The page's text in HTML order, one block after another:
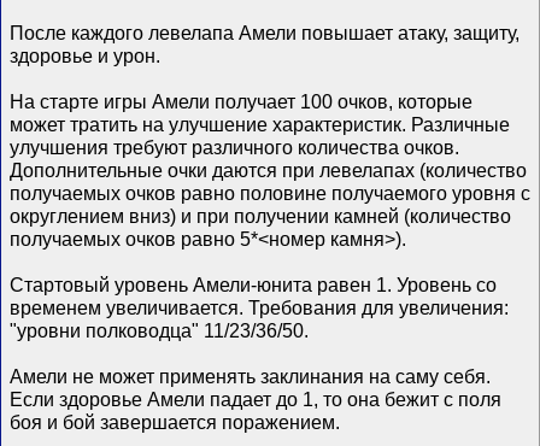
После каждого левелапа Амели повышает атаку, защиту,
здоровье и урон.
На старте игры Амели получает 100 очков, которые
может тратить на улучшение характеристик. Различные
улучшения требуют различного количества очков.
Дополнительные очки даются при левелапах (количество
получаемых очков равно половине получаемого уровня с
округлением вниз) и при получении камней (количество
получаемых очков равно 5*<номер камня>).
Стартовый уровень Амели-юнита равен 1. Уровень со
временем увеличивается. Требования для увеличения:
"уровни полководца" 11/23/36/50.
Амели не может применять заклинания на саму себя.
Если здоровье Амели падает до 1, то она бежит с поля
боя и бой завершается поражением.